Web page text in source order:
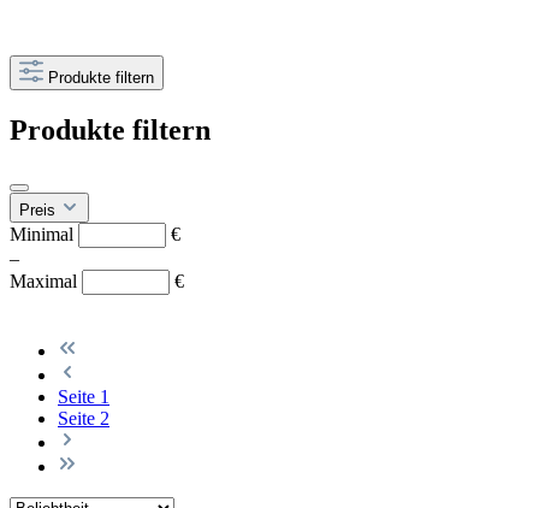
Produkte filtern
Produkte filtern
Preis
Minimal
€
–
Maximal
€
Seite 1
Seite 2